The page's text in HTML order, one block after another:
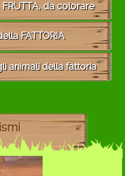
FRUTTA, da colorare
FATTORIA
animali della fattoria